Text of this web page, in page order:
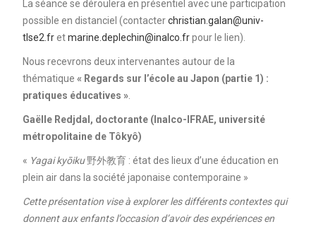
La séance se déroulera en présentiel avec une participation
possible en distanciel (contacterchristian.galan@univ-
tlse2.fretmarine.deplechin@inalco.frpour le lien).
Nous recevrons deux intervenantes autour de la
thématique « Regards sur l’école au Japon (partie 1) :
pratiques éducatives ».
Gaëlle Redjdal, doctorante (Inalco-IFRAE, université
métropolitaine de Tôkyô)
« Yagai kyōiku野外教育 : état des lieux d’une éducation en
plein air dans la société japonaise contemporaine »
Cette présentation vise à explorer les différents contextes qui
donnent aux enfants l’occasion d’avoir des expériences en